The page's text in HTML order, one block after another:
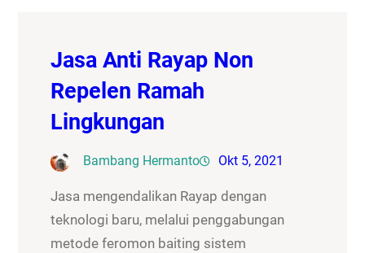
Jasa Anti Rayap Non
Repelen Ramah
Lingkungan
Bambang Hermanto Okt 5, 2021
Jasa mengendalikan Rayap dengan
teknologi baru, melalui penggabungan
metode feromon baiting sistem